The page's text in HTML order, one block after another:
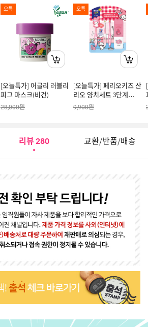
오특
[오늘특가] 어글리 러블리
피그 마스크(비건)
28,000원
오특
[오늘특가] 페리오키즈 산
리오 양치세트 3단계
(Y24)
9,900원
리뷰 280 교환/반품/배송